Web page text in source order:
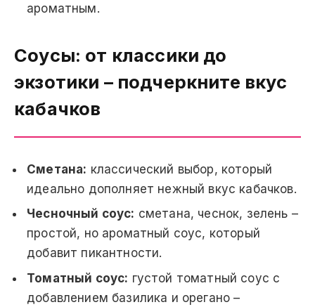
ароматным.
Соусы: от классики до
экзотики – подчеркните вкус
кабачков
Сметана: классический выбор, который
идеально дополняет нежный вкус кабачков.
Чесночный соус: сметана, чеснок, зелень –
простой, но ароматный соус, который
добавит пикантности.
Томатный соус: густой томатный соус с
добавлением базилика и орегано –